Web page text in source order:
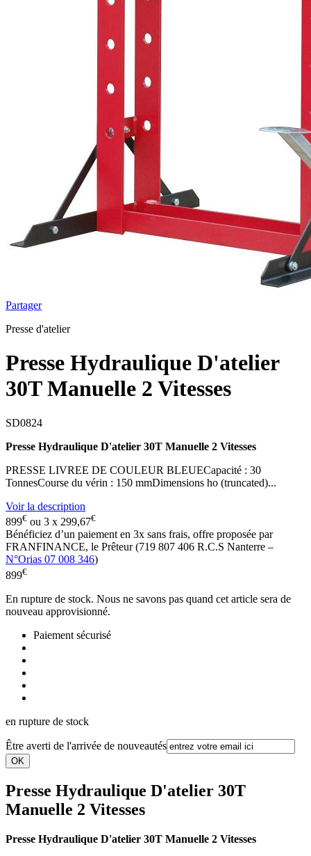
Partager
Presse d'atelier
Presse Hydraulique D'atelier
30T Manuelle 2 Vitesses
SD0824
Presse Hydraulique D'atelier 30T Manuelle 2 Vitesses
PRESSE LIVREE DE COULEUR BLEUECapacité : 30
TonnesCourse du vérin : 150 mmDimensions ho (truncated)...
Voir la description
899€ ou 3 x 299,67€
Bénéficiez d’un paiement en 3x sans frais, offre proposée par
FRANFINANCE, le Prêteur (719 807 406 R.C.S Nanterre –
N°Orias 07 008 346)
899€
En rupture de stock. Nous ne savons pas quand cet article sera de
nouveau approvisionné.
Paiement sécurisé
en rupture de stock
Être averti de l'arrivée de nouveautés
Presse Hydraulique D'atelier 30T
Manuelle 2 Vitesses
Presse Hydraulique D'atelier 30T Manuelle 2 Vitesses